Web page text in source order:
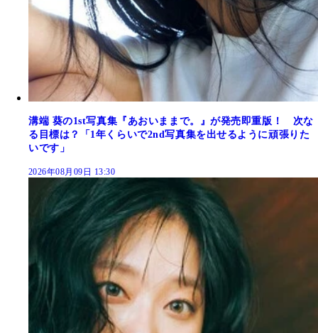
溝端 葵の1st写真集『あおいままで。』が発売即重版！ 次な
る目標は？「1年くらいで2nd写真集を出せるように頑張りた
いです」
2026年08月09日 13:30